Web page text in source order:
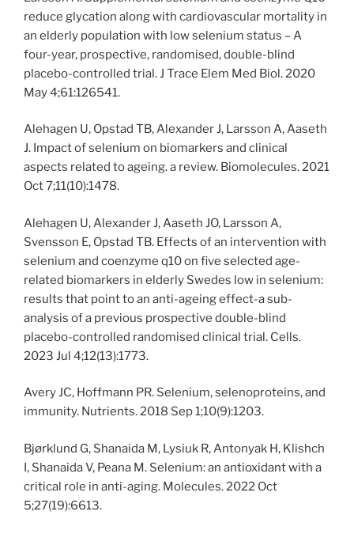
reduce glycation along with cardiovascular mortality in
an elderly population with low selenium status – A
four-year, prospective, randomised, double-blind
placebo-controlled trial. J Trace Elem Med Biol. 2020
May 4;61:126541.
Alehagen U, Opstad TB, Alexander J, Larsson A, Aaseth
J. Impact of selenium on biomarkers and clinical
aspects related to ageing. a review. Biomolecules. 2021
Oct 7;11(10):1478.
Alehagen U, Alexander J, Aaseth JO, Larsson A,
Svensson E, Opstad TB. Effects of an intervention with
selenium and coenzyme q10 on five selected age-
related biomarkers in elderly Swedes low in selenium:
results that point to an anti-ageing effect-a sub-
analysis of a previous prospective double-blind
placebo-controlled randomised clinical trial. Cells.
2023 Jul 4;12(13):1773.
Avery JC, Hoffmann PR. Selenium, selenoproteins, and
immunity. Nutrients. 2018 Sep 1;10(9):1203.
Bjørklund G, Shanaida M, Lysiuk R, Antonyak H, Klishch
I, Shanaida V, Peana M. Selenium: an antioxidant with a
critical role in anti-aging. Molecules. 2022 Oct
5;27(19):6613.